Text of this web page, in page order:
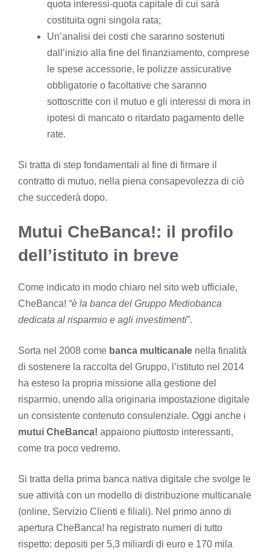
quota interessi-quota capitale di cui sarà
costituita ogni singola rata;
Un’analisi dei costi che saranno sostenuti
dall’inizio alla fine del finanziamento, comprese
le spese accessorie, le polizze assicurative
obbligatorie o facoltative che saranno
sottoscritte con il mutuo e gli interessi di mora in
ipotesi di mancato o ritardato pagamento delle
rate.
Si tratta di step fondamentali al fine di firmare il
contratto di mutuo, nella piena consapevolezza di ciò
che succederà dopo.
Mutui CheBanca!: il profilo
dell’istituto in breve
Come indicato in modo chiaro nel sito web ufficiale,
CheBanca! “è la banca del Gruppo Mediobanca
dedicata al risparmio e agli investimenti”.
Sorta nel 2008 come banca multicanale nella finalità
di sostenere la raccolta del Gruppo, l’istituto nel 2014
ha esteso la propria missione alla gestione del
risparmio, unendo alla originaria impostazione digitale
un consistente contenuto consulenziale. Oggi anche i
mutui CheBanca! appaiono piuttosto interessanti,
come tra poco vedremo.
Si tratta della prima banca nativa digitale che svolge le
sue attività con un modello di distribuzione multicanale
(online, Servizio Clienti e filiali). Nel primo anno di
apertura CheBanca! ha registrato numeri di tutto
rispetto: depositi per 5,3 miliardi di euro e 170 mila